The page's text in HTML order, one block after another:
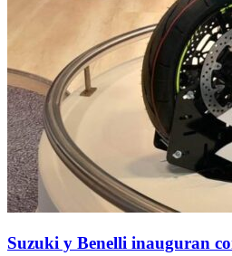
Suzuki y Benelli inauguran